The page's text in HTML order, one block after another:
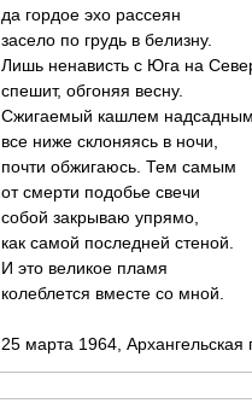
да гордое эхо рассеян
засело по грудь в белизну.
Лишь ненависть с Юга на
спешит, обгоняя весну.
Сжигаемый кашлем надсадным,
все ниже склоняясь в ночи,
почти обжигаюсь. Тем самым
от смерти подобье свечи
собой закрываю упрямо,
как самой последней стеной.
И это великое пламя
колеблется вместе со мной.
25 марта 1964,